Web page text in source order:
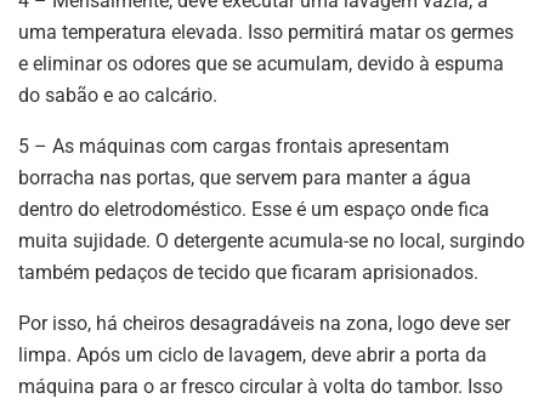
uma temperatura elevada. Isso permitirá matar os germes
e eliminar os odores que se acumulam, devido à espuma
do sabão e ao calcário.
5 – As máquinas com cargas frontais apresentam
borracha nas portas, que servem para manter a água
dentro do eletrodoméstico. Esse é um espaço onde fica
muita sujidade. O detergente acumula-se no local, surgindo
também pedaços de tecido que ficaram aprisionados.
Por isso, há cheiros desagradáveis na zona, logo deve ser
limpa. Após um ciclo de lavagem, deve abrir a porta da
máquina para o ar fresco circular à volta do tambor. Isso